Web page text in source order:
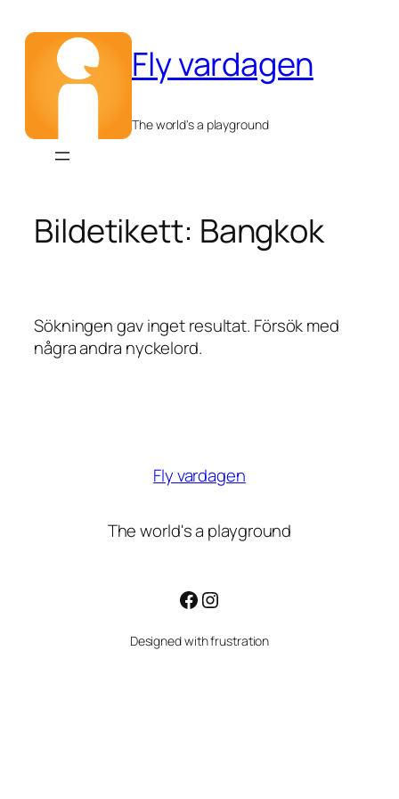
innehåll
Fly vardagen
The world's a playground
Bildetikett: Bangkok
Sökningen gav inget resultat. Försök med
några andra nyckelord.
Fly vardagen
The world's a playground
Facebook
Instagram
Designed with frustration